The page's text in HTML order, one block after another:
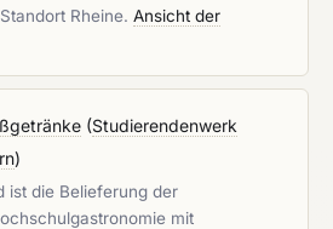
Rheine. Ansicht der
(Studierendenwerk
)
ist die Belieferung der
mit